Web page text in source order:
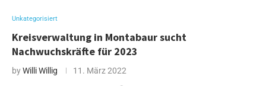
Unkategorisiert
Kreisverwaltung in Montabaur sucht
Nachwuchskräfte für 2023
byWilli Willig 11. März 2022